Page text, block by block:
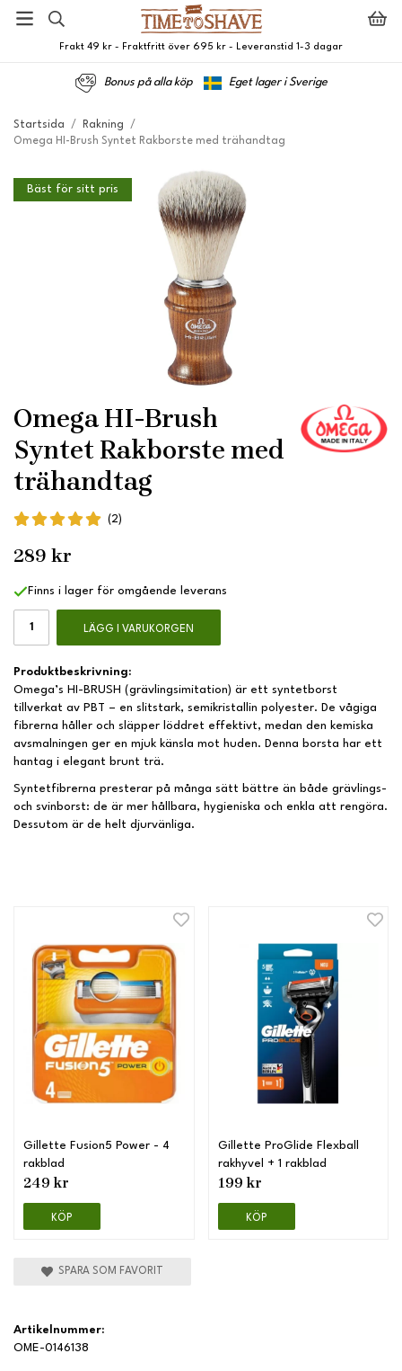
Frakt 49 kr - Fraktfritt över 695 kr - Leveranstid 1-3 dagar
Bonus på alla köp Eget lager i Sverige
Startsida / Rakning
/
Omega HI-Brush Syntet Rakborste med trähandtag
Bäst för sitt pris
Omega HI-Brush
Syntet Rakborste med
trähandtag
(2)
289 kr
Finns i lager för omgående leverans
LÄGG I VARUKORGEN
Produktbeskrivning:
Omega’s HI-BRUSH (grävlingsimitation) är ett syntetborst
tillverkat av PBT – en slitstark, semikristallin polyester. De vågiga
fibrerna håller och släpper löddret effektivt, medan den kemiska
avsmalningen ger en mjuk känsla mot huden. Denna borsta har ett
hantag i elegant brunt trä.
Syntetfibrerna presterar på många sätt bättre än både grävlings-
och svinborst: de är mer hållbara, hygieniska och enkla att rengöra.
Dessutom är de helt djurvänliga.
Gillette Fusion5 Power - 4
rakblad
249 kr
KÖP
Gillette ProGlide Flexball
rakhyvel + 1 rakblad
199 kr
KÖP
SPARA SOM FAVORIT
Artikelnummer:
OME-0146138